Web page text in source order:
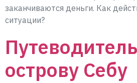
заканчиваются деньги. Как
ситуации?
острову Себу